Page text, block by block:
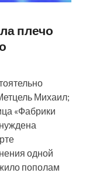
плечо
Михаил;
«Фабрики
одной
пополам